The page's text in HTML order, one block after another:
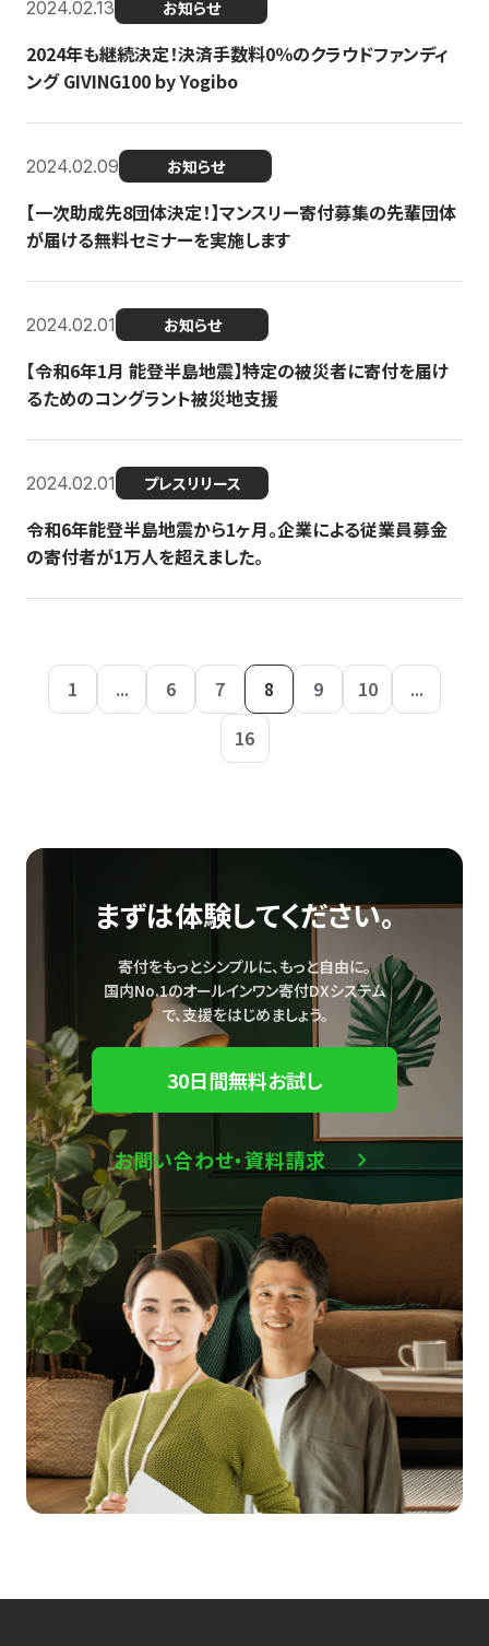
2024.02.13 お知らせ
2024年も継続決定！決済手数料0％のクラウドファンディ
ング GIVING100 by Yogibo
2024.02.09 お知らせ
【一次助成先8団体決定！】マンスリー寄付募集の先輩団体
が届ける無料セミナーを実施します
2024.02.01 お知らせ
【令和6年1月 能登半島地震】特定の被災者に寄付を届け
るためのコングラント被災地支援
2024.02.01 プレスリリース
令和6年能登半島地震から1ヶ月。企業による従業員募金
の寄付者が1万人を超えました。
1 ... 6 7 8 9 10
...
16
まずは体験してください。
寄付をもっとシンプルに、もっと自由に。
国内No.1のオールインワン寄付DXシステム
で、支援をはじめましょう。
30日間無料お試し
お問い合わせ・資料請求